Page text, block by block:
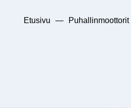
Etusivu — Puhallinmoottorit